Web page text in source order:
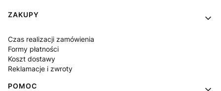
Linki w stopce
ZAKUPY
Czas realizacji zamówienia
Formy płatności
Koszt dostawy
Reklamacje i zwroty
POMOC